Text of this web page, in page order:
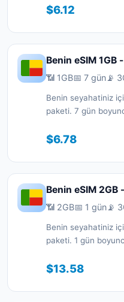
$6.12
Benin eSIM 1GB
📶 1GB📅 7 gün📡
Benin seyahatiniz
paketi. 7 gün
$6.78
Benin eSIM 2GB
📶 2GB📅 1 gün📡
Benin seyahatiniz
paketi. 1 gün
$13.58